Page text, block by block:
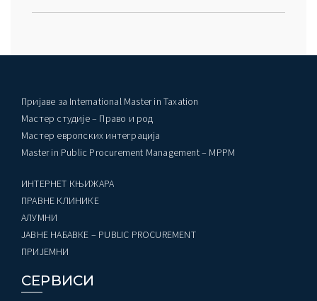
Пријаве за International Master in Taxation
Мастер студије – Право и род
Мастер европских интеграција
Master in Public Procurement Management – MPPM
ИНТЕРНЕТ КЊИЖАРА
ПРАВНЕ КЛИНИКЕ
AЛУМНИ
ЈАВНЕ НАБАВКЕ – PUBLIC PROCUREMENT
ПРИЈЕМНИ
СЕРВИСИ